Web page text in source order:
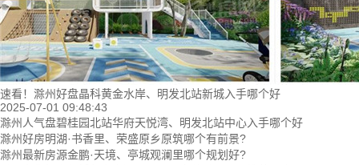
速看！滁州好盘晶科黄金水岸、明发北站新城入手哪个好
2025-07-01 09:48:43
滁州人气盘碧桂园北站华府天悦湾、明发北站中心入手哪个好
滁州好房明湖·书香里、荣盛原乡原筑哪个有前景?
滁州最新房源金鹏·天境、亭城观澜里哪个规划好?